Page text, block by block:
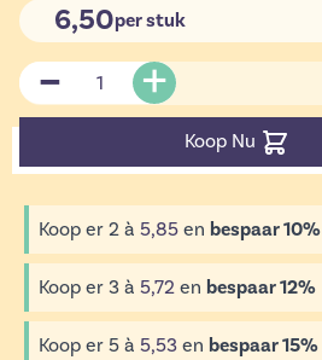
6,50per stuk
Aantal
Koop Nu
Koop er 2 à 5,85 en bespaar10%
Koop er 3 à 5,72 en bespaar12%
Koop er 5 à 5,53 en bespaar15%